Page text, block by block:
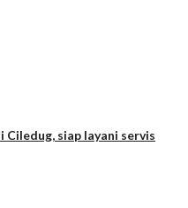
Ciledug, siap layani servis